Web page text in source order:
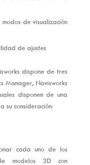
de visualización
de ajustes
dispone de tres
Manager, Navisworks
disponen de una
su consideración:
cada uno de los
modelos 3D con